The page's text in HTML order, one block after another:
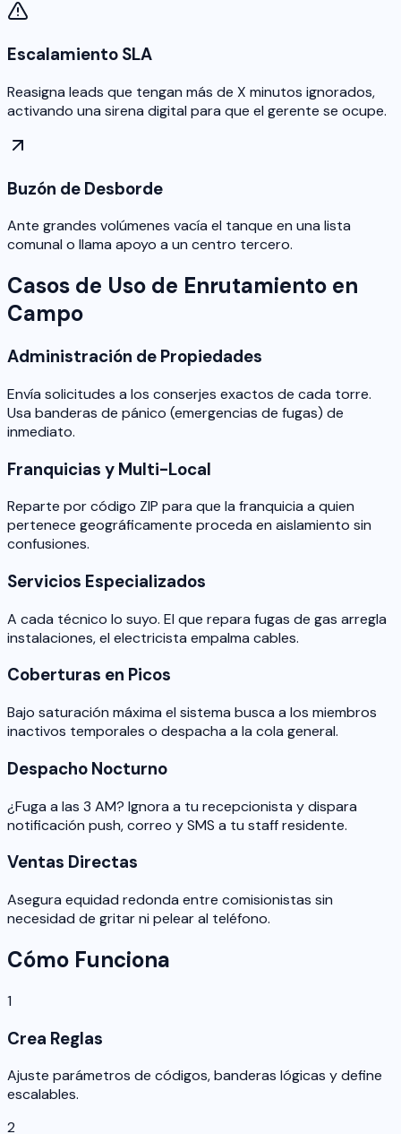
Escalamiento SLA
Reasigna leads que tengan más de X minutos ignorados,
activando una sirena digital para que el gerente se ocupe.
Buzón de Desborde
Ante grandes volúmenes vacía el tanque en una lista
comunal o llama apoyo a un centro tercero.
Casos de Uso de Enrutamiento en
Campo
Administración de Propiedades
Envía solicitudes a los conserjes exactos de cada torre.
Usa banderas de pánico (emergencias de fugas) de
inmediato.
Franquicias y Multi-Local
Reparte por código ZIP para que la franquicia a quien
pertenece geográficamente proceda en aislamiento sin
confusiones.
Servicios Especializados
A cada técnico lo suyo. El que repara fugas de gas arregla
instalaciones, el electricista empalma cables.
Coberturas en Picos
Bajo saturación máxima el sistema busca a los miembros
inactivos temporales o despacha a la cola general.
Despacho Nocturno
¿Fuga a las 3 AM? Ignora a tu recepcionista y dispara
notificación push, correo y SMS a tu staff residente.
Ventas Directas
Asegura equidad redonda entre comisionistas sin
necesidad de gritar ni pelear al teléfono.
Cómo Funciona
1
Crea Reglas
Ajuste parámetros de códigos, banderas lógicas y define
escalables.
2